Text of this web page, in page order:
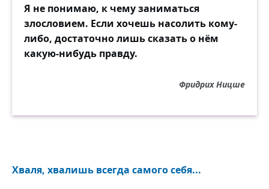
Я не понимаю, к чему заниматься
злословием. Если хочешь насолить кому-
либо, достаточно лишь сказать о нём
какую-нибудь правду.
Фридрих Ницше
Хваля, хвалишь всегда самого себя...